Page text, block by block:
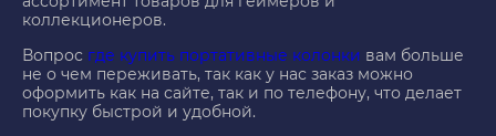
коллекционеров.
Вопрос где купить портативные колонки вам больше
не о чем переживать, так как у нас заказ можно
оформить как на сайте, так и по телефону, что делает
покупку быстрой и удобной.